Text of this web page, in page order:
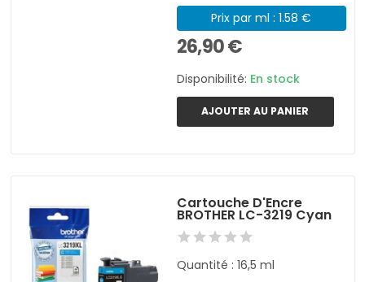
Prix par ml : 1.58 €
26,90 €
Disponibilité: En stock
AJOUTER AU PANIER
Cartouche D'Encre
BROTHER LC-3219 Cyan
Quantité : 16,5 ml